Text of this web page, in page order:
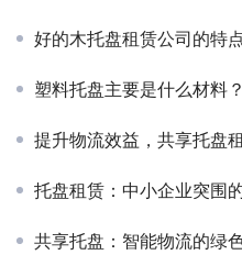
好的木托盘租赁公司的特
塑料托盘主要是什么材料？
提升物流效益，共享托盘
托盘租赁：中小企业突围
共享托盘：智能物流的绿